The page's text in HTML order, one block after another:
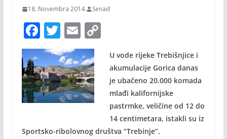
18. Novembra 2014. Senad
F
ac
e
b
o
k
T
w
itt
er
E
m
ai
l
C
p
Li
n
k
U vode rijeke Trebišnjice i
akumulacije Gorica danas
je ubačeno 20.000 komada
mlađi kalifornijske
pastrmke, veličine od 12 do
14 centimetara, istakli su iz
Sportsko-ribolovnog društva “Trebinje”.